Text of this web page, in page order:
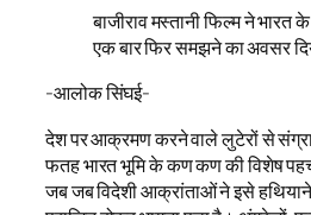
बाजीराव मस्तानी फिल्म ने भारत के
एक बार फिर समझने का अवसर
-आलोक सिंघई-
देश पर आक्रमण करने वाले लुटेरों से
फतह भारत भूमि के कण कण की विशेष
जब जब विदेशी आक्रांताओं ने इसे हथियाने